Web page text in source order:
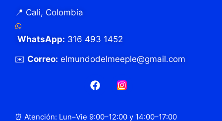
📍 Cali, Colombia
WhatsApp: 316 493 1452
✉️ Correo: elmundodelmeeple@gmail.com
⏰ Atención: Lun–Vie 9:00–12:00 y 14:00–17:00